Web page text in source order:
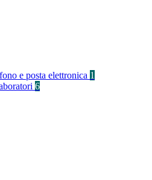
e posta elettronica 1
6